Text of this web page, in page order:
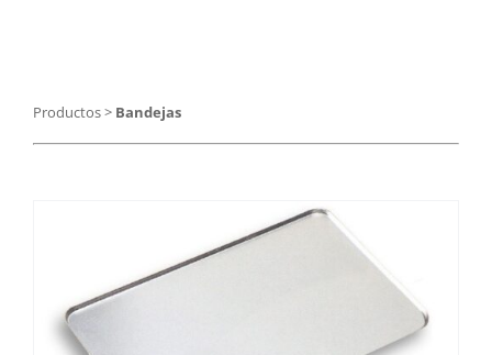
91 629 17 10
Productos> Bandejas